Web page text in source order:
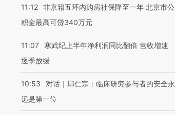
11:12 非京籍五环内购房社保降至一年 北京市公
积金最高可贷340万元
11:07
寒武纪上半年净利润同比翻倍 营收增速
逐季放缓
10:53
对话｜邱仁宗：临床研究参与者的安全永
远是第一位